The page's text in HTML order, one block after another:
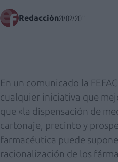
Redacción21/02/2011
En un comunicado la
cualquier iniciativa que
que «la dispensación de
cartonaje, precinto y
farmacéutica puede
racionalización de los